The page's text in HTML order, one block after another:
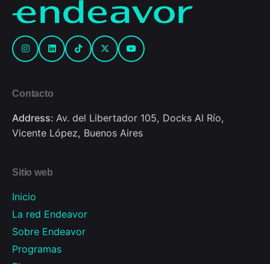
Contacto
Address: Av. del Libertador 105, Docks Al Río,
Vicente López, Buenos Aires
Sitio web
Inicio
La red Endeavor
Sobre Endeavor
Programas